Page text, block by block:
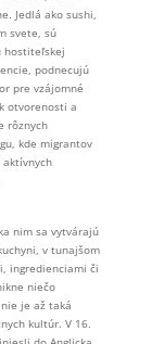
Jedlá ako sushi,
svete, sú
hostiteľskej
podnecujú
pre vzájomné
otvorenosti a
rôznych
kde migrantov
nim sa vytvárajú
v tunajšom
ingredienciami či
niečo
je až taká
kultúr. V 16.